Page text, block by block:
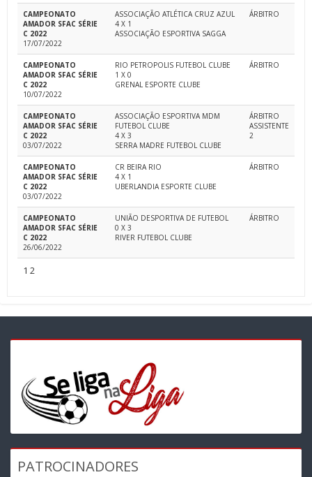
CAMPEONATO
AMADOR SFAC SÉRIE
C 2022
17/07/2022
ASSOCIAÇÃO ATLÉTICA CRUZ AZUL
4 X 1
ASSOCIAÇÃO ESPORTIVA SAGGA
ÁRBITRO
CAMPEONATO
AMADOR SFAC SÉRIE
C 2022
10/07/2022
RIO PETROPOLIS FUTEBOL CLUBE
1 X 0
GRENAL ESPORTE CLUBE
ÁRBITRO
CAMPEONATO
AMADOR SFAC SÉRIE
C 2022
03/07/2022
ASSOCIAÇÃO ESPORTIVA MDM
FUTEBOL CLUBE
4 X 3
SERRA MADRE FUTEBOL CLUBE
ÁRBITRO
ASSISTENTE
2
CAMPEONATO
AMADOR SFAC SÉRIE
C 2022
03/07/2022
CR BEIRA RIO
4 X 1
UBERLANDIA ESPORTE CLUBE
ÁRBITRO
CAMPEONATO
AMADOR SFAC SÉRIE
C 2022
26/06/2022
UNIÃO DESPORTIVA DE FUTEBOL
0 X 3
RIVER FUTEBOL CLUBE
ÁRBITRO
1 2
PATROCINADORES